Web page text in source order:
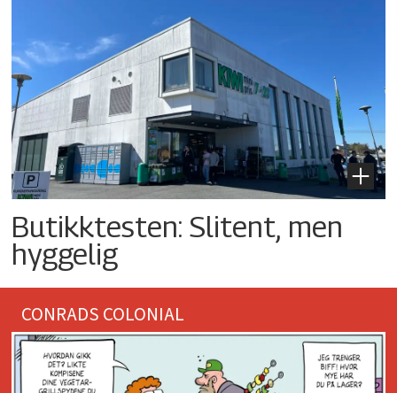
Butikktesten: Slitent, men
hyggelig
CONRADS COLONIAL